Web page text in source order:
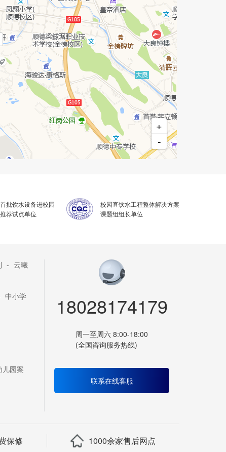
+
-
首批饮水设备进校园
推荐试点单位
校园直饮水工程整体解决方案
课题组组长单位
- 云曦
中小学
儿园案
18028174179
周一至周六 8:00-18:00
(全国咨询服务热线)
联系在线客服
保修 1000余家售后网点